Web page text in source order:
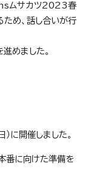
ムサカツ2023春
ため、話し合いが行
めました。
に開催しました。
番に向けた準備を